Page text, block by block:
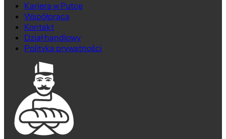
Kariera w Putce
Współpraca
Kontakt
Dział handlowy
Polityka prywatności